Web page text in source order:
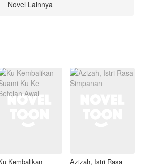
Novel Lainnya
Kembalikan Azizah, Istri Rasa